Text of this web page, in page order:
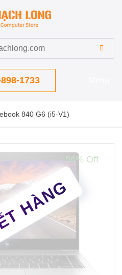
1733
840 G6 (i5-V1)
56% Off
HÀNG